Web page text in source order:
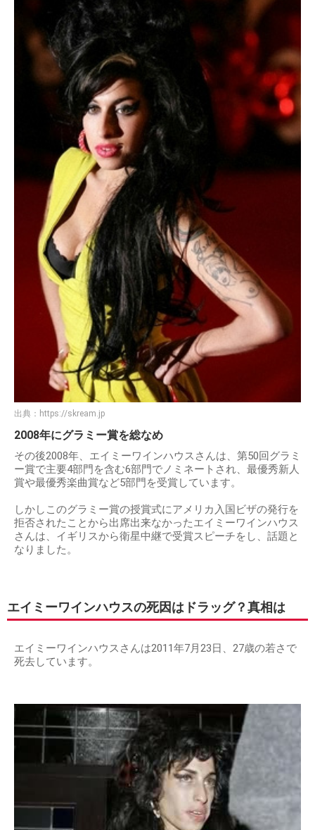
出典： https://skream.jp
2008年にグラミー賞を総なめ
その後2008年、エイミーワインハウスさんは、第50回グラミ
ー賞で主要4部門を含む6部門でノミネートされ、最優秀新人
賞や最優秀楽曲賞など5部門を受賞しています。
しかしこのグラミー賞の授賞式にアメリカ入国ビザの発行を
拒否されたことから出席出来なかったエイミーワインハウス
さんは、イギリスから衛星中継で受賞スピーチをし、話題と
なりました。
エイミーワインハウスの死因はドラッグ？真相は
エイミーワインハウスさんは2011年7月23日、27歳の若さで
死去しています。